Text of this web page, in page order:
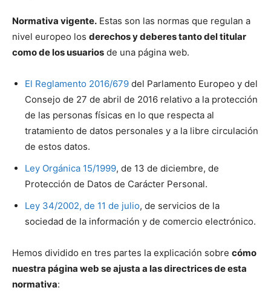
Normativa vigente. Estas son las normas que regulan a
nivel europeo los derechos y deberes tanto del titular
como de los usuarios de una página web.
El Reglamento 2016/679 del Parlamento Europeo y del
Consejo de 27 de abril de 2016 relativo a la protección
de las personas físicas en lo que respecta al
tratamiento de datos personales y a la libre circulación
de estos datos.
Ley Orgánica 15/1999, de 13 de diciembre, de
Protección de Datos de Carácter Personal.
Ley 34/2002, de 11 de julio, de servicios de la
sociedad de la información y de comercio electrónico.
Hemos dividido en tres partes la explicación sobre cómo
nuestra página web se ajusta a las directrices de esta
normativa: